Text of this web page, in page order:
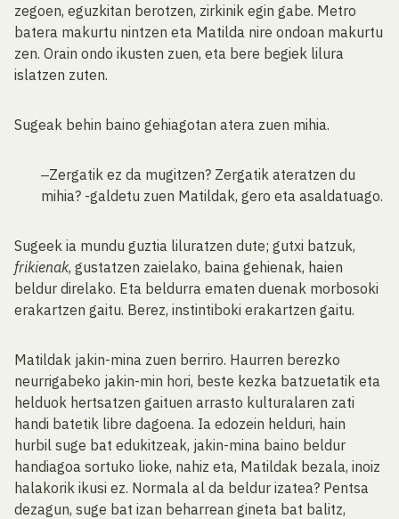
zegoen, eguzkitan berotzen, zirkinik egin gabe. Metro
batera makurtu nintzen eta Matilda nire ondoan makurtu
zen. Orain ondo ikusten zuen, eta bere begiek lilura
islatzen zuten.
Sugeak behin baino gehiagotan atera zuen mihia.
‒Zergatik ez da mugitzen? Zergatik ateratzen du
mihia? -galdetu zuen Matildak, gero eta asaldatuago.
Sugeek ia mundu guztia liluratzen dute; gutxi batzuk,
frikienak, gustatzen zaielako, baina gehienak, haien
beldur direlako. Eta beldurra ematen duenak morbosoki
erakartzen gaitu. Berez, instintiboki erakartzen gaitu.
Matildak jakin-mina zuen berriro. Haurren berezko
neurrigabeko jakin-min hori, beste kezka batzuetatik eta
helduok hertsatzen gaituen arrasto kulturalaren zati
handi batetik libre dagoena. Ia edozein helduri, hain
hurbil suge bat edukitzeak, jakin-mina baino beldur
handiagoa sortuko lioke, nahiz eta, Matildak bezala, inoiz
halakorik ikusi ez. Normala al da beldur izatea? Pentsa
dezagun, suge bat izan beharrean gineta bat balitz,